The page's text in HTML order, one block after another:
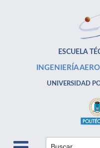
ESCUELA
INGENIERÍA
UNIVERSIDAD